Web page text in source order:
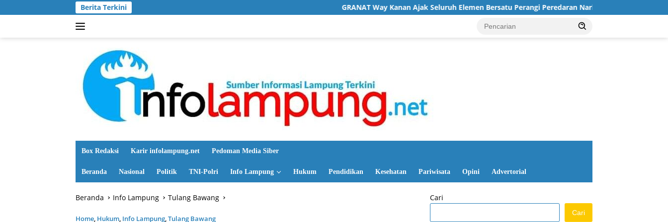
ke
Berita Terkini GRANAT Way Kanan Ajak Seluruh Elemen Bersatu Perangi Peredaran Narkoba Pemkab Way Kanan
Box Redaksi Karir infolampung.net Pedoman Media Siber
Beranda Nasional Politik TNI-Polri Info Lampung Hukum Pendidikan Kesehatan Pariwisata Opini Advertorial
Beranda Info Lampung Tulang Bawang
Home, Hukum, Info Lampung,Tulang Bawang
Cari
Cari